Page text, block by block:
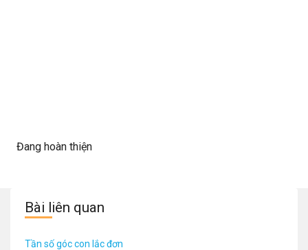
Đang hoàn thiện
Bài liên quan
Tần số góc con lắc đơn